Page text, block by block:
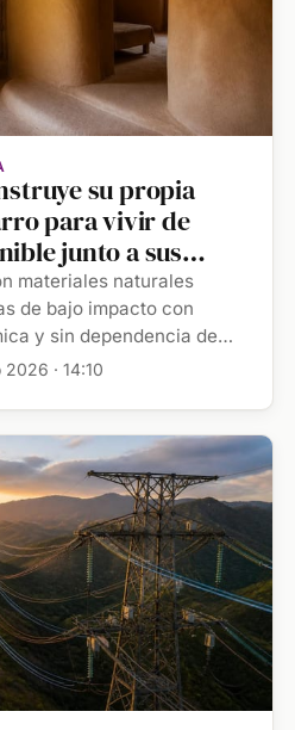
su propia
para vivir de
junto a sus
a un efecto
muy
todo el año"
materiales naturales
de bajo impacto con
y sin dependencia de
· 14:10